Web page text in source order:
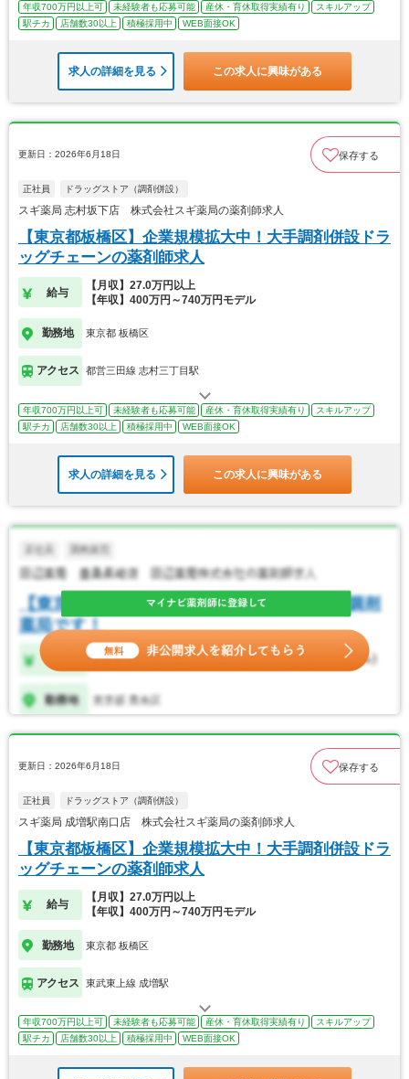
年収700万円以上可 未経験者も応募可能 産休・育休取得実績有り
スキルアップ
駅チカ
店舗数30以上 積極採用中 WEB面接OK
求人の詳細を見る この求人に興味がある
更新日：2026年6月18日 保存する
正社員 ドラッグストア（調剤併設）
スギ薬局 志村坂下店 株式会社スギ薬局の薬剤師求人
【東京都板橋区】企業規模拡大中！大手調剤併設ドラ
ッグチェーンの薬剤師求人
給与
【月収】27.0万円以上
【年収】400万円～740万円モデル
勤務地 東京都 板橋区
アクセス 都営三田線 志村三丁目駅
年収700万円以上可 未経験者も応募可能 産休・育休取得実績有り
スキルアップ
駅チカ
店舗数30以上 積極採用中 WEB面接OK
求人の詳細を見る この求人に興味がある
更新日：2026年6月18日 保存する
正社員 ドラッグストア（調剤併設）
スギ薬局 成増駅南口店 株式会社スギ薬局の薬剤師求人
【東京都板橋区】企業規模拡大中！大手調剤併設ドラ
ッグチェーンの薬剤師求人
給与
【月収】27.0万円以上
【年収】400万円～740万円モデル
勤務地 東京都 板橋区
アクセス 東武東上線 成増駅
年収700万円以上可 未経験者も応募可能 産休・育休取得実績有り
スキルアップ
駅チカ
店舗数30以上 積極採用中 WEB面接OK